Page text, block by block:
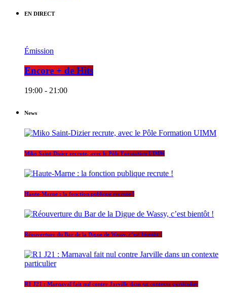
EN DIRECT
Émission
Encore + de Hits
19:00 - 21:00
News
Miko Saint-Dizier recrute, avec le Pôle Formation UIMM
Haute-Marne : la fonction publique recrute !
Réouverture du Bar de la Digue de Wassy, c’est bientôt !
R1 J21 : Marnaval fait nul contre Jarville dans un contexte particulier